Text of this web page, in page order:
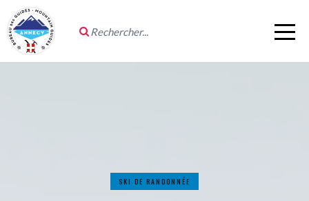
SKI DE RANDONNÉE